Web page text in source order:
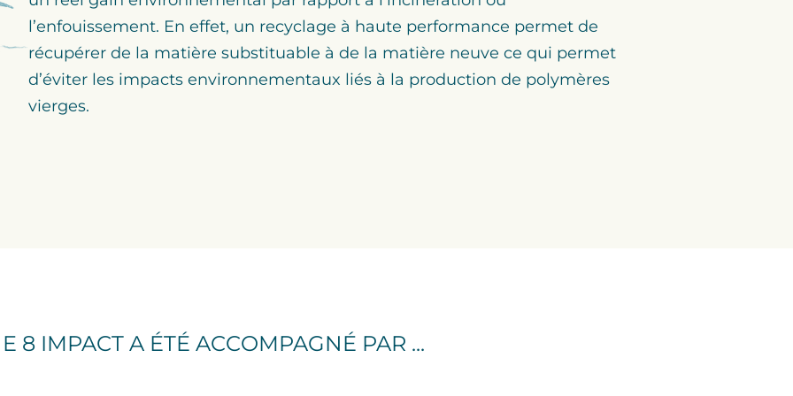
l’enfouissement. En effet, un recyclage à haute performance permet de
récupérer de la matière substituable à de la matière neuve ce qui permet
d’éviter les impacts environnementaux liés à la production de polymères
vierges.
8 IMPACT A ÉTÉ ACCOMPAGNÉ PAR ...